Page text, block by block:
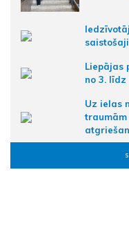
Liepājas
no 3. līdz
Uz ielas